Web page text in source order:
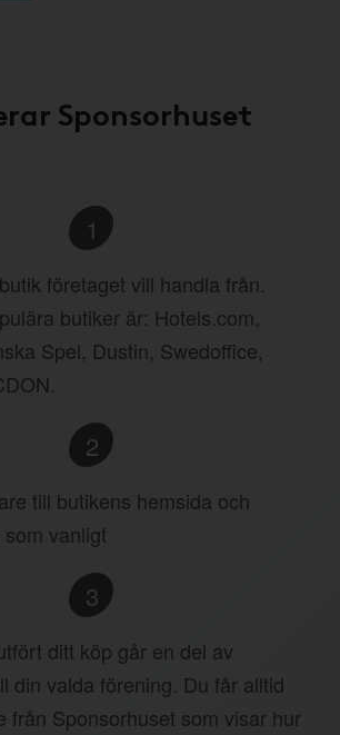
Sponsorhuset
1
företaget vill handla från.
butiker är: Hotels.com,
Spel, Dustin, Swedoffice,
2
till butikens hemsida och
vanligt
3
ditt köp går en del av
din valda förening. Du får alltid
från Sponsorhuset som visar hur